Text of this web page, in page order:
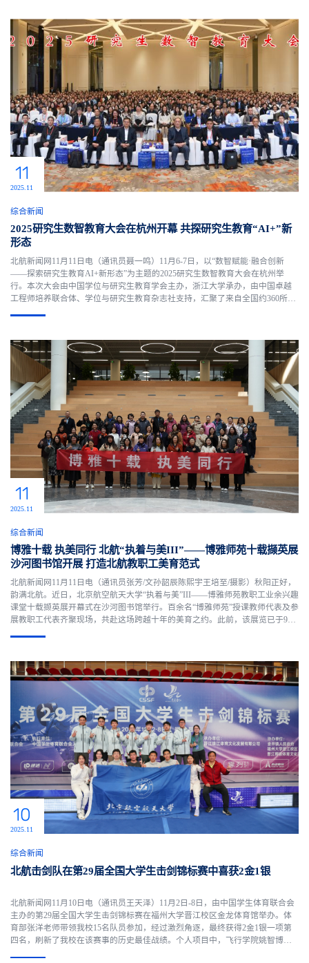
11
2025.11
综合新闻
2025研究生数智教育大会在杭州开幕 共探研究生教育“AI+”新
形态
北航新闻网11月11日电（通讯员聂一鸣）11月6-7日，以“数智赋能·融合创新
——探索研究生教育AI+新形态”为主题的2025研究生数智教育大会在杭州举
行。本次大会由中国学位与研究生教育学会主办，浙江大学承办，由中国卓越
工程师培养联合体、学位与研究生教育杂志社支持，汇聚了来自全国约360所院
11
2025.11
综合新闻
博雅十载 执美同行 北航“执着与美III”——博雅师苑十载撷英展
沙河图书馆开展 打造北航教职工美育范式
北航新闻网11月11日电（通讯员张芳/文孙韶辰陈熙宇王培至/摄影）秋阳正好，
韵满北航。近日，北京航空航天大学“执着与美”III——博雅师苑教职工业余兴趣
课堂十载撷英展开幕式在沙河图书馆举行。百余名“博雅师苑”授课教师代表及参
展教职工代表齐聚现场，共赴这场跨越十年的美育之约。此前，该展览已于9月
10
2025.11
综合新闻
北航击剑队在第29届全国大学生击剑锦标赛中喜获2金1银
​北航新闻网11月10日电（通讯员王天泽）11月2日-8日，由中国学生体育联合会
主办的第29届全国大学生击剑锦标赛在福州大学晋江校区金龙体育馆举办。体
育部张洋老师带领我校15名队员参加，经过激烈角逐，最终获得2金1银一项第
四名，刷新了我校在该赛事的历史最佳战绩。个人项目中，飞行学院姚智博荣